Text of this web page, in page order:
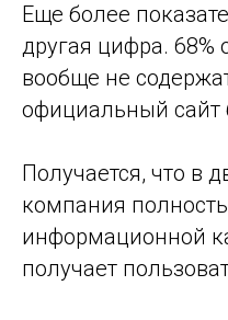
Еще более
другая цифра. 68%
вообще не
официальный сайт
Получается, что в
компания
информационной
получает